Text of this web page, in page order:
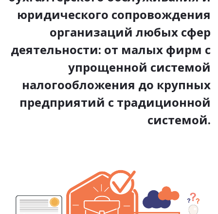
юридического сопровождения
организаций любых сфер
деятельности: от малых фирм с
упрощенной системой
налогообложения до крупных
предприятий с традиционной
системой.